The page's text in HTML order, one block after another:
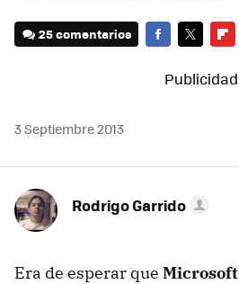
25 comentarios
3 Septiembre 2013
Rodrigo Garrido
Era de esperar que Microsoft